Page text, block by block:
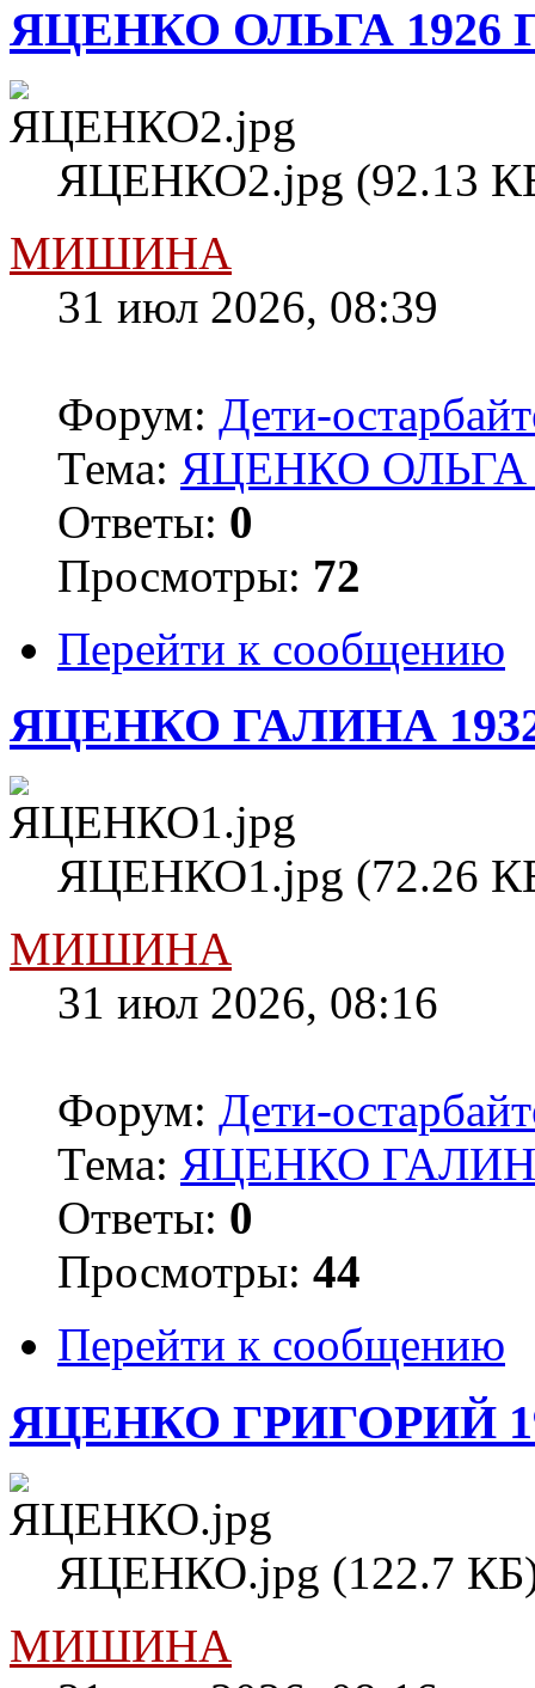
ЯЦЕНКО ОЛЬГА 1926
ЯЦЕНКО2.jpg (92.13
МИШИНА
31 июл 2026, 08:39
Форум: Дети-
Тема: ЯЦЕНКО ОЛЬГА
Ответы: 0
Просмотры: 72
Перейти к сообщению
ЯЦЕНКО ГАЛИНА
ЯЦЕНКО1.jpg (72.26
МИШИНА
31 июл 2026, 08:16
Форум: Дети-
Тема: ЯЦЕНКО
Ответы: 0
Просмотры: 44
Перейти к сообщению
ЯЦЕНКО ГРИГОРИЙ
ЯЦЕНКО.jpg (122.7
МИШИНА